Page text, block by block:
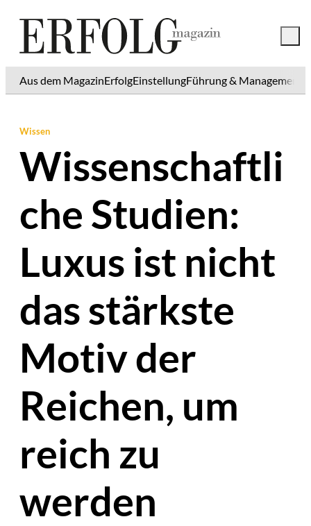
Aus dem MagazinErfolgEinstellungFührung & Management
Wissen
Wissenschaftli
che Studien:
Luxus ist nicht
das stärkste
Motiv der
Reichen, um
reich zu
werden